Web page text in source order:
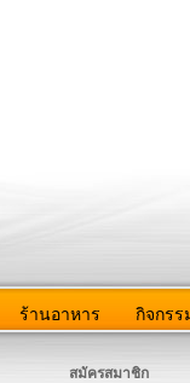
ร้านอาหาร กิจกรร
สมัครสมาชิก